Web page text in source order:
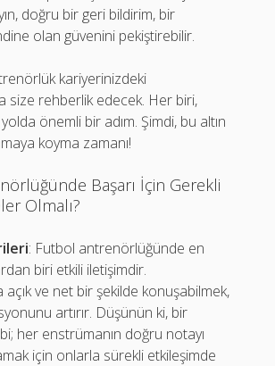
doğru bir geri bildirim, bir
olan güvenini pekiştirebilir.
kariyerinizdeki
size rehberlik edecek. Her biri,
önemli bir adım. Şimdi, bu altın
koyma zamanı!
Başarı İçin Gerekli
Olmalı?
: Futbol antrenörlüğünde en
biri etkili iletişimdir.
açık ve net bir şekilde konuşabilmek,
artırır. Düşünün ki, bir
her enstrümanın doğru notayı
için onlarla sürekli etkileşimde